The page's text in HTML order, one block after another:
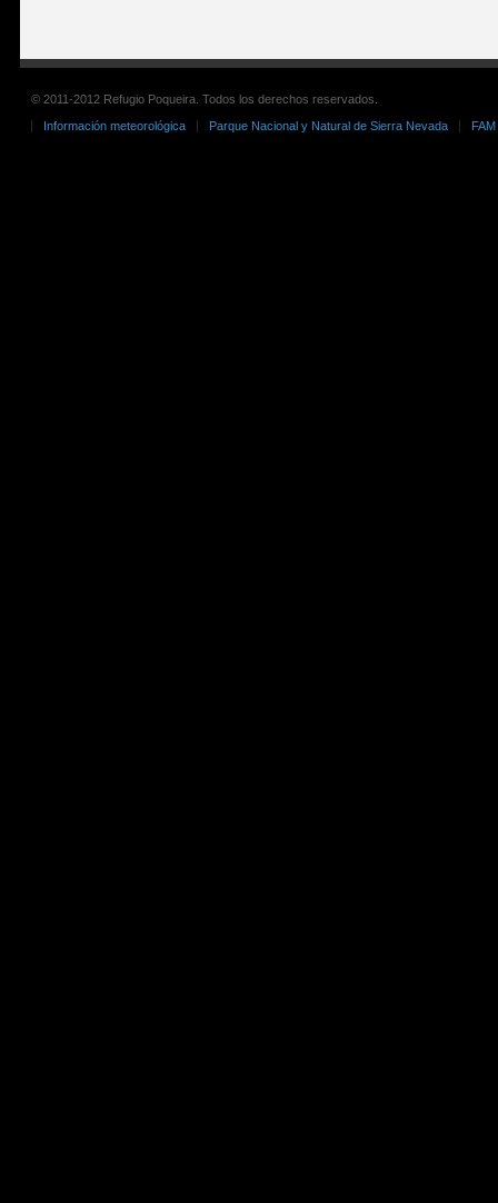
© 2011-2012 Refugio Poqueira. Todos los derechos reservados.
Información meteorológica
Parque Nacional y Natural de Sierra Nevada FAM